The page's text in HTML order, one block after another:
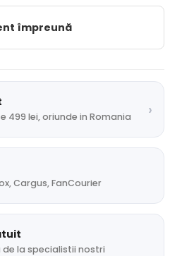
împreună
499 lei, oriunde in Romania ›
Cargus, FanCourier
la specialistii nostri